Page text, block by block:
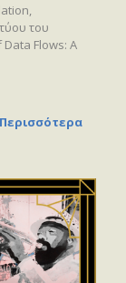
του
Flows: A
Περισσότερα